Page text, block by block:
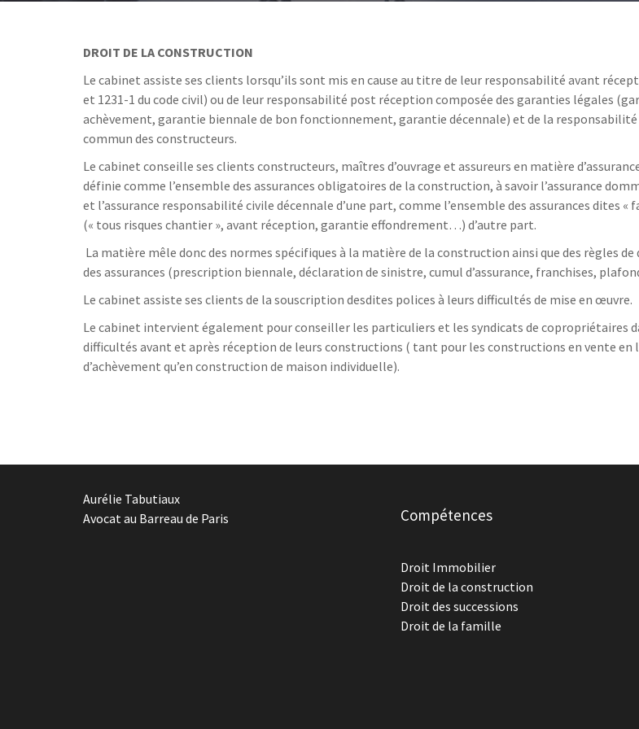
DROIT DE LA CONSTRUCTION
Le cabinet assiste ses clients lorsqu’ils sont mis en cause au titre de leur responsabilité avant
et 1231-1 du code civil) ou de leur responsabilité post réception composée des garanties légales
achèvement, garantie biennale de bon fonctionnement, garantie décennale) et de la
commun des constructeurs.
Le cabinet conseille ses clients constructeurs, maîtres d’ouvrage et assureurs en matière
définie comme l’ensemble des assurances obligatoires de la construction, à savoir l’assurance
et l’assurance responsabilité civile décennale d’une part, comme l’ensemble des assurances dites «
(« tous risques chantier », avant réception, garantie effondrement…) d’autre part.
La matière mêle donc des normes spécifiques à la matière de la construction ainsi que des règles
des assurances (prescription biennale, déclaration de sinistre, cumul d’assurance, franchises,
Le cabinet assiste ses clients de la souscription desdites polices à leurs difficultés de mise en œuvre.
Le cabinet intervient également pour conseiller les particuliers et les syndicats de copropriétaires
difficultés avant et après réception de leurs constructions ( tant pour les constructions en vente en
d’achèvement qu’en construction de maison individuelle).
Aurélie Tabutiaux
Avocat au Barreau de Paris
Compétences
Droit Immobilier
Droit de la construction
Droit des successions
Droit de la famille